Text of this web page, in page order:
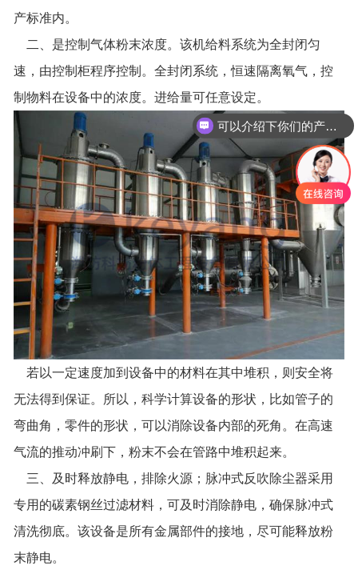
产标准内。
二、是控制气体粉末浓度。该机给料系统为全封闭匀
速，由控制柜程序控制。全封闭系统，恒速隔离氧气，控
制物料在设备中的浓度。进给量可任意设定。
若以一定速度加到设备中的材料在其中堆积，则安全将
无法得到保证。所以，科学计算设备的形状，比如管子的
弯曲角，零件的形状，可以消除设备内部的死角。在高速
气流的推动冲刷下，粉末不会在管路中堆积起来。
三、及时释放静电，排除火源；脉冲式反吹除尘器采用
专用的碳素钢丝过滤材料，可及时消除静电，确保脉冲式
清洗彻底。该设备是所有金属部件的接地，尽可能释放粉
末静电。
可以介绍下你们的产品么